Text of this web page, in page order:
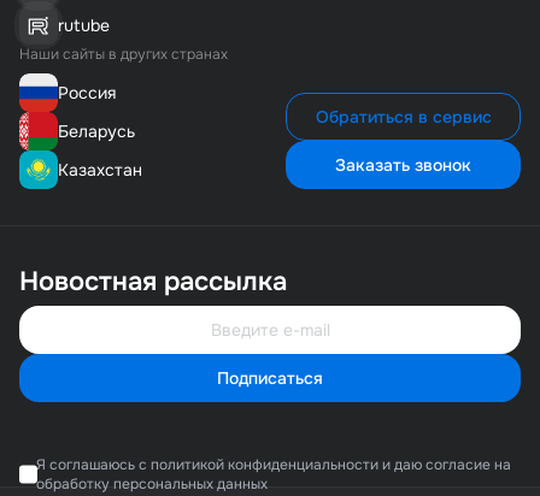
rutube
Наши сайты в других странах
Россия
Беларусь
Казахстан
Обратиться в сервис
Заказать звонок
Новостная рассылка
Я соглашаюсь с политикой конфиденциальности и даю согласие на
обработку персональных данных
Подписаться